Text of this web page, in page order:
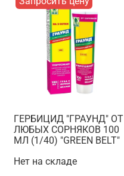
ГЕРБИЦИД "ГРАУНД" ОТ
ЛЮБЫХ СОРНЯКОВ 100
МЛ (1/40) "GREEN BELT"
Нет на складе